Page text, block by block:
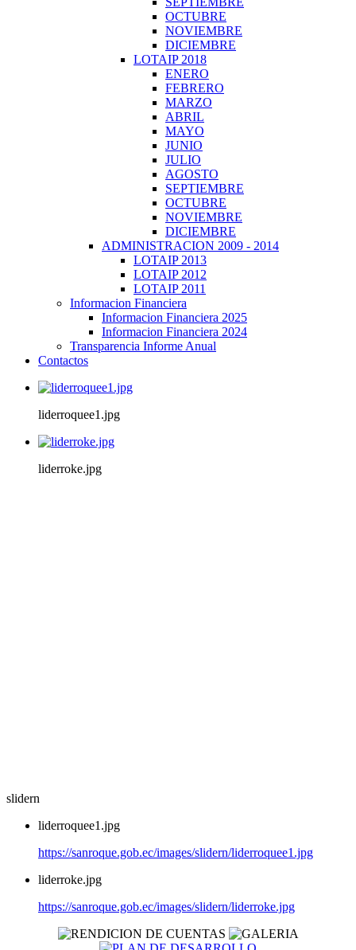
OCTUBRE
NOVIEMBRE
DICIEMBRE
LOTAIP 2018
ENERO
FEBRERO
MARZO
ABRIL
MAYO
JUNIO
JULIO
AGOSTO
SEPTIEMBRE
OCTUBRE
NOVIEMBRE
DICIEMBRE
ADMINISTRACION 2009 - 2014
LOTAIP 2013
LOTAIP 2012
LOTAIP 2011
Informacion Financiera
Informacion Financiera 2025
Informacion Financiera 2024
Transparencia Informe Anual
Contactos
liderroquee1.jpg
liderroke.jpg
slidern
liderroquee1.jpg
https://sanroque.gob.ec/images/slidern/liderroquee1.jpg
liderroke.jpg
https://sanroque.gob.ec/images/slidern/liderroke.jpg